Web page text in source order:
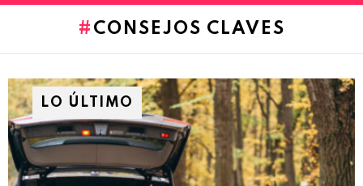
CONSEJOS CLAVES
LO ÚLTIMO